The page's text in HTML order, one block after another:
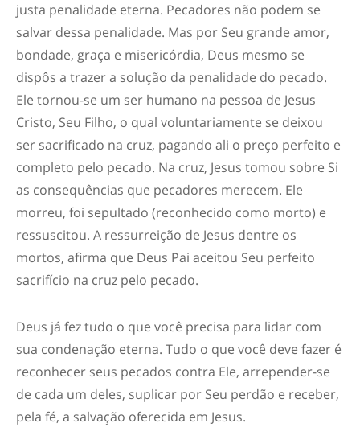
justa penalidade eterna. Pecadores não podem se
salvar dessa penalidade. Mas por Seu grande amor,
bondade, graça e misericórdia, Deus mesmo se
dispôs a trazer a solução da penalidade do pecado.
Ele tornou-se um ser humano na pessoa de Jesus
Cristo, Seu Filho, o qual voluntariamente se deixou
ser sacrificado na cruz, pagando ali o preço perfeito e
completo pelo pecado. Na cruz, Jesus tomou sobre Si
as consequências que pecadores merecem. Ele
morreu, foi sepultado (reconhecido como morto) e
ressuscitou. A ressurreição de Jesus dentre os
mortos, afirma que Deus Pai aceitou Seu perfeito
sacrifício na cruz pelo pecado.
Deus já fez tudo o que você precisa para lidar com
sua condenação eterna. Tudo o que você deve fazer é
reconhecer seus pecados contra Ele, arrepender-se
de cada um deles, suplicar por Seu perdão e receber,
pela fé, a salvação oferecida em Jesus.